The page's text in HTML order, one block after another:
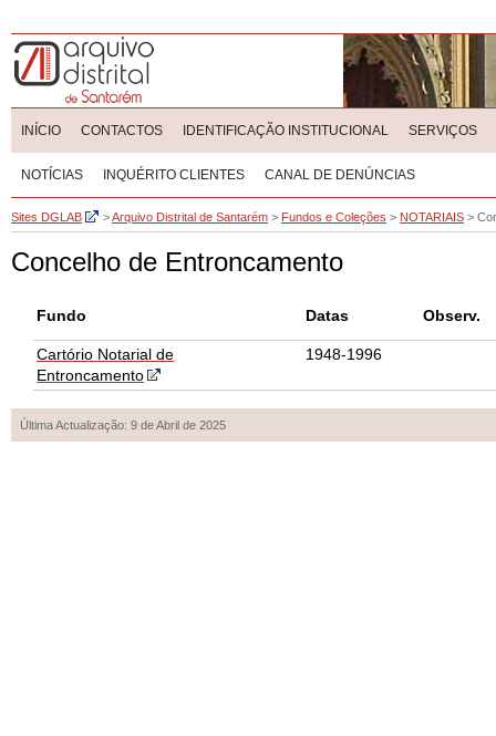
INÍCIO CONTACTOS IDENTIFICAÇÃO INSTITUCIONAL SERVIÇOS
NOTÍCIAS INQUÉRITO CLIENTES CANAL DE DENÚNCIAS
Sites DGLAB >Arquivo Distrital de Santarém > Fundos e Coleções > NOTARIAIS >
Concelho de Entroncamento
Fundo Datas Observ.
Cartório Notarial de
Entroncamento
1948-1996
Última Actualização: 9 de Abril de 2025